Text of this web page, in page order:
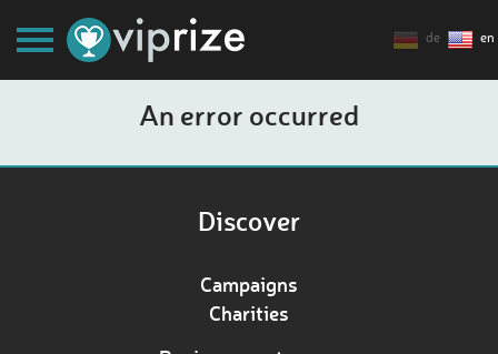
de en
An error occurred
Discover
Campaigns
Charities